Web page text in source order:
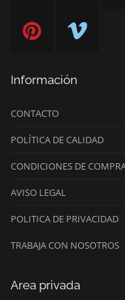
Información
CONTACTO
POLÍTICA DE CALIDAD
CONDICIONES DE
AVISO LEGAL
POLITICA DE PRIVACIDAD
TRABAJA CON NOSOTROS
Area privada